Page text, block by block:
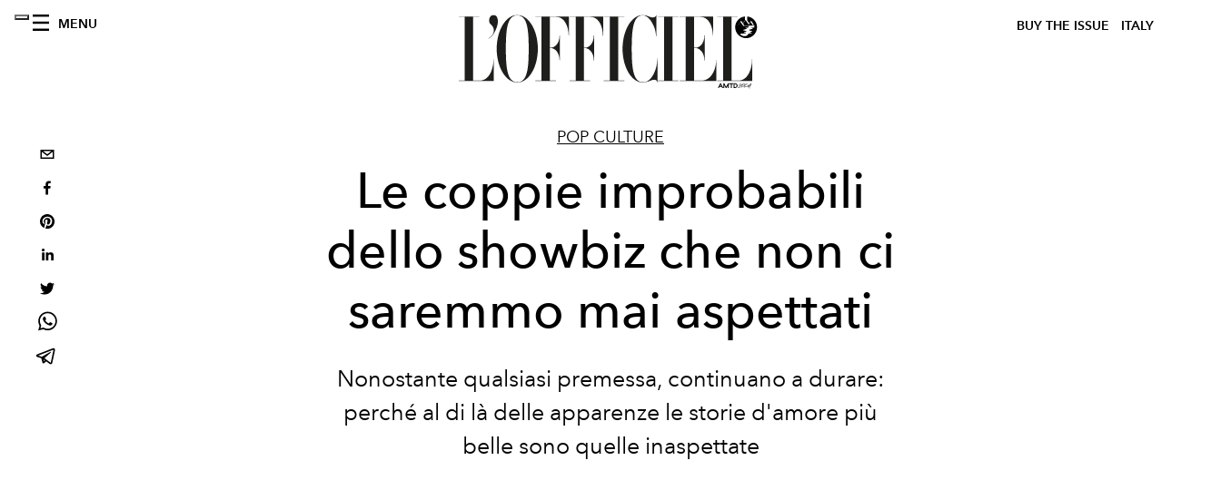
MENU BUY THE ISSUE ITALY
POP CULTURE
Le coppie improbabili
dello showbiz che non ci
saremmo mai aspettati
Nonostante qualsiasi premessa, continuano a durare:
perché al di là delle apparenze le storie d'amore più
belle sono quelle inaspettate